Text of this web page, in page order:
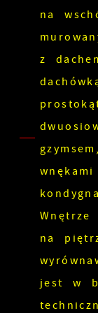
na
z
Wnętrze
na
jest w